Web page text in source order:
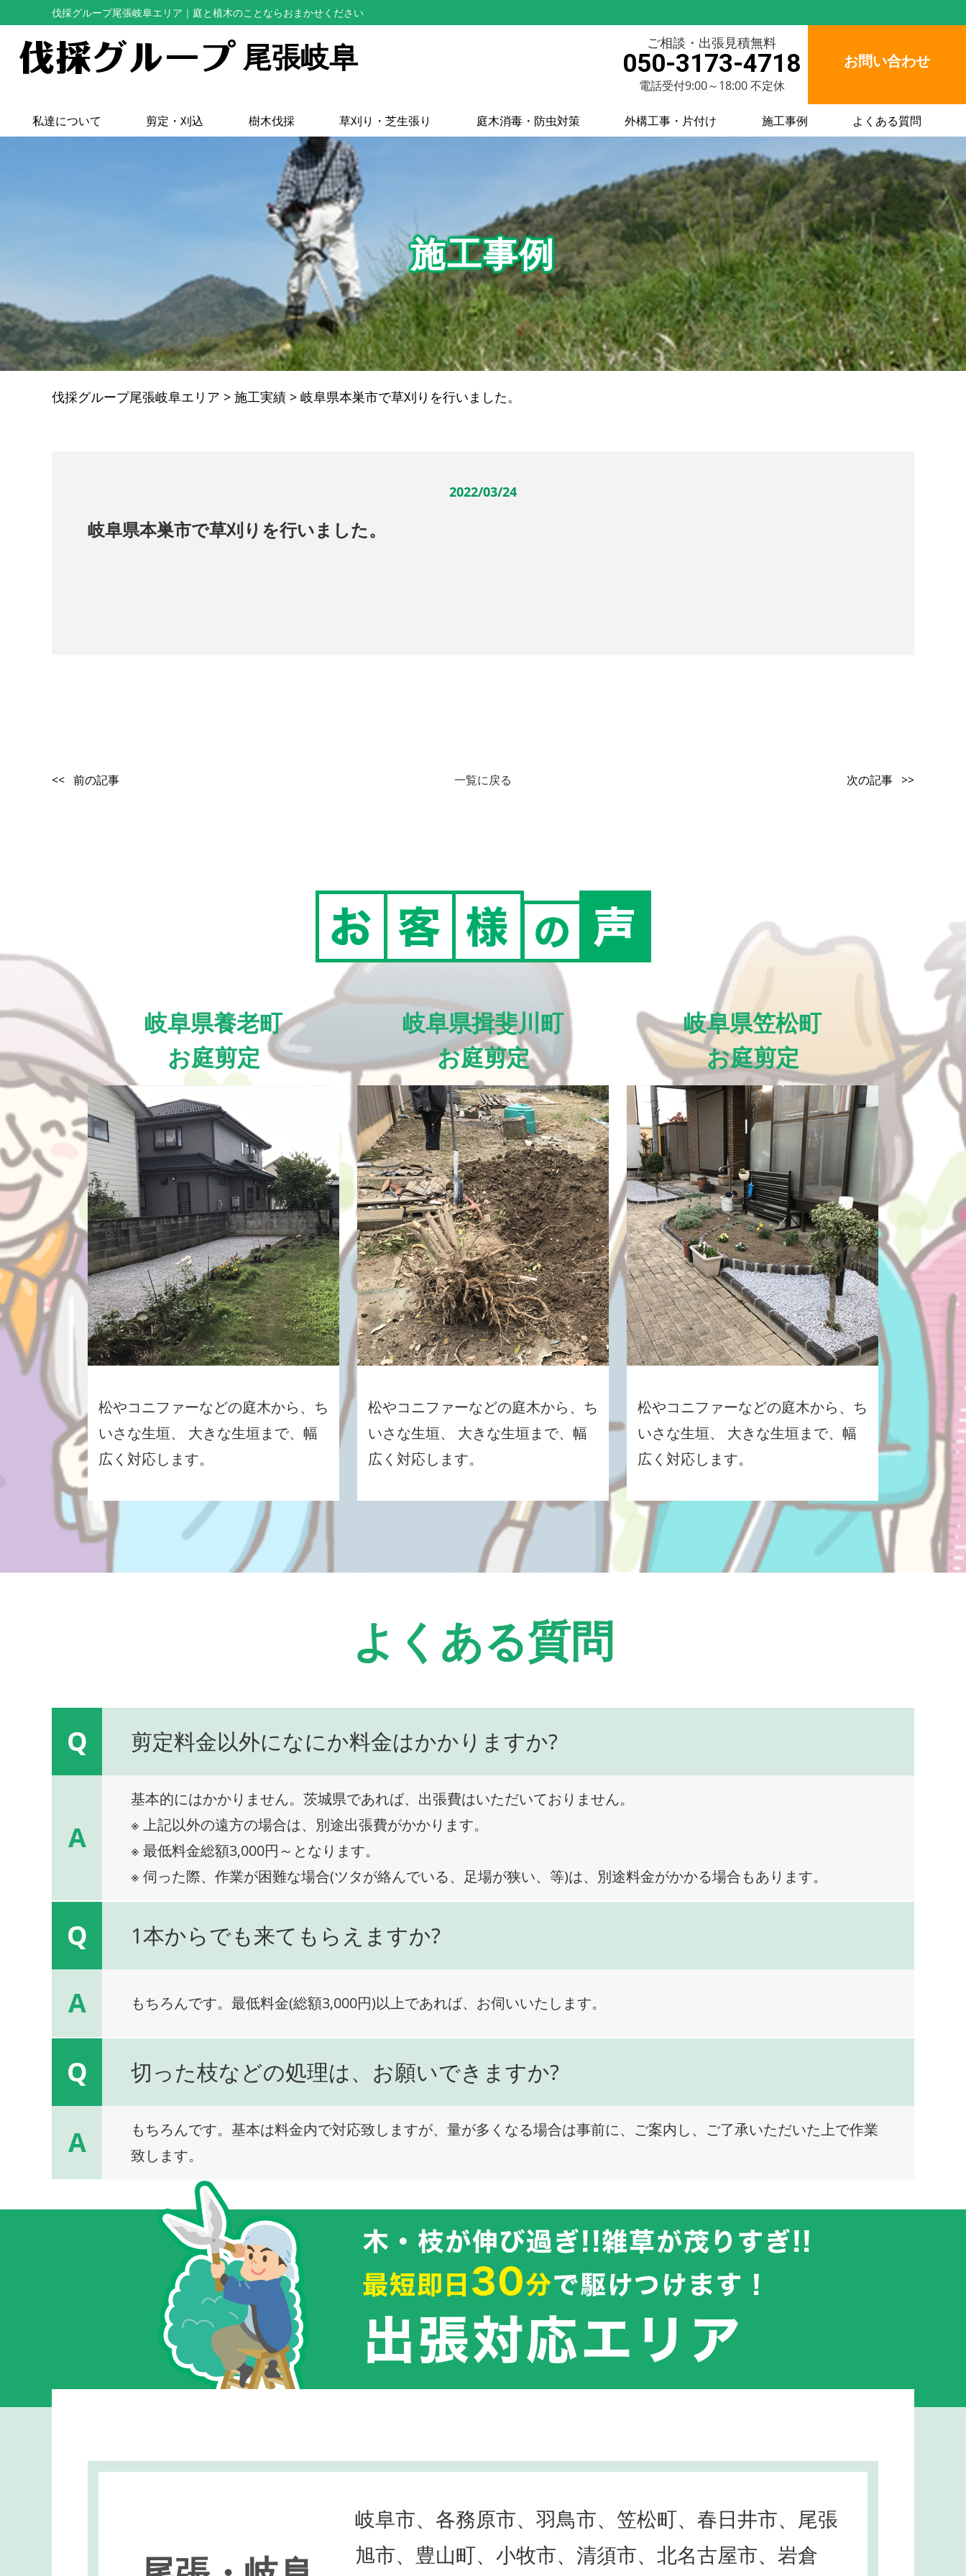
伐採グループ尾張岐阜エリア ｜庭と植木のことならおまかせください
尾張岐阜 ご相談・出張見積無料
050-3173-4718
電話受付9:00～18:00 不定休
お問い合わせ
私達について 剪定・刈込 樹木伐採 草刈り・芝生張り 庭木消毒・防虫対策 外構工事・片付け 施工事例 よくある質問
施工事例
伐採グループ尾張岐阜エリア > 施工実績 > 岐阜県本巣市で草刈りを行いました。
2022/03/24
岐阜県本巣市で草刈りを行いました。
<< 前の記事 一覧に戻る 次の記事 >>
岐阜県養老町
お庭剪定
松やコニファーなどの庭木から、ち
いさな生垣、 大きな生垣まで、幅
広く対応します。
岐阜県揖斐川町
お庭剪定
松やコニファーなどの庭木から、ち
いさな生垣、 大きな生垣まで、幅
広く対応します。
岐阜県笠松町
お庭剪定
松やコニファーなどの庭木から、ち
いさな生垣、 大きな生垣まで、幅
広く対応します。
よくある質問
Q 剪定料金以外になにか料金はかかりますか?
A
基本的にはかかりません。茨城県であれば、出張費はいただいておりません。
※ 上記以外の遠方の場合は、別途出張費がかかります。
※ 最低料金総額3,000円～となります。
※ 伺った際、作業が困難な場合(ツタが絡んでいる、足場が狭い、等)は、別途料金がかかる場合もあります。
Q 1本からでも来てもらえますか?
A もちろんです。最低料金(総額3,000円)以上であれば、お伺いいたします。
Q 切った枝などの処理は、お願いできますか?
A
もちろんです。基本は料金内で対応致しますが、量が多くなる場合は事前に、ご案内し、ご了承いただいた上で作業
致します。
岐阜市、各務原市、羽鳥市、笠松町、春日井市、尾張
旭市、豊山町、小牧市、清須市、北名古屋市、岩倉